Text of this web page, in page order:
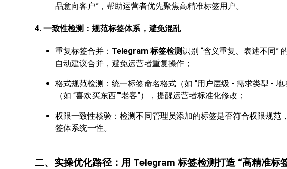
品意向客户”，帮助运营者优先聚焦高精准标签用户。
4. 一致性检测：规范标签体系，避免混乱
重复标签合并： Telegram 标签检测识别 “含义重复、表述不同”
自动建议合并，避免运营者重复操作；
格式规范检测：统一标签命名格式（如 “用户层级 - 需求类型 - 地
（如 “喜欢买东西”“老客”），提醒运营者标准化修改；
权限一致性核验：检测不同管理员添加的标签是否符合权限规范
签体系统一性。
二、实操优化路径：用 Telegram 标签检测打造 “高精准标